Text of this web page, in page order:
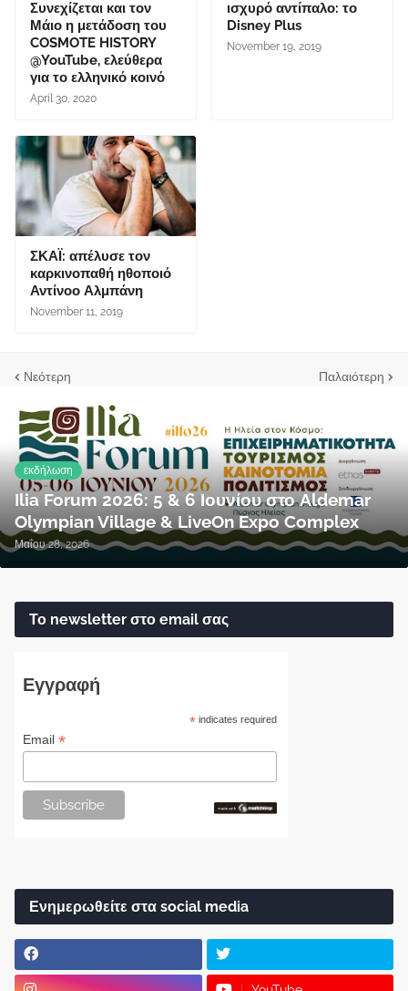
Συνεχίζεται και τον
Μάιο η μετάδοση του
COSMOTE HISTORY
@YouTube, ελεύθερα
για το ελληνικό κοινό
April 30, 2020
ισχυρό αντίπαλο: το
Disney Plus
November 19, 2019
ΣΚΑΪ: απέλυσε τον
καρκινοπαθή ηθοποιό
Αντίνοο Αλμπάνη
November 11, 2019
Νεότερη Παλαιότερη
εκδήλωση
Ilia Forum 2026: 5 & 6 Ιουνίου στο Aldemar
Olympian Village & LiveOn Expo Complex
Μαΐου 28, 2026
Το newsletter στο email σας
Εγγραφή
* indicates required
Email *
Ενημερωθείτε στα social media